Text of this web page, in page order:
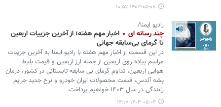
۱۴۰۳-۰۵-۰۸ ۱۰:۵۷
رادیو ایمنا/
چند رسانه ای
اخبار مهم هفته؛ از آخرین جزییات اربعین
تا گرمای بی‌سابقه جهانی
در این قسمت از اخبار مهم هفته با رادیو ایمنا به آخرین جزییات
مراسم پیاده روی اربعین از جمله ارز اربعین و قیمت بلیط
هوایی اربعین، تداوم گرمای بی سابقه تابستانی در کشور، درمان
پشه آئدس، قیمت محصولات ایران خودرو و نرخ جدید جرایم
رانندگی در سال ۱۴۰۳ خواهیم پرداخت.
۱۴۰۳-۰۵-۰۴ ۱۴:۱۷